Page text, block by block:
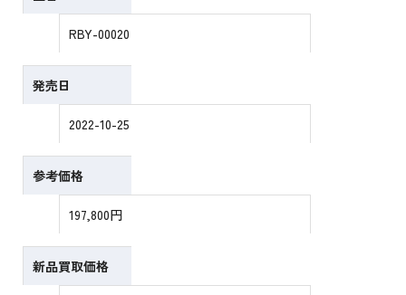
RBY-00020
発売日
2022-10-25
参考価格
197,800円
新品買取価格